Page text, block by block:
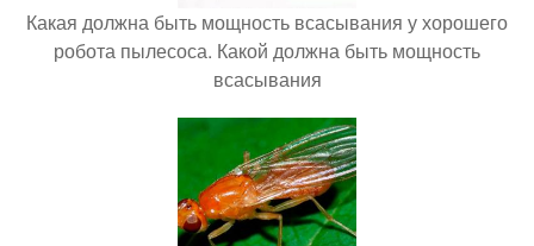
Какая должна быть мощность всасывания у хорошего
робота пылесоса. Какой должна быть мощность
всасывания